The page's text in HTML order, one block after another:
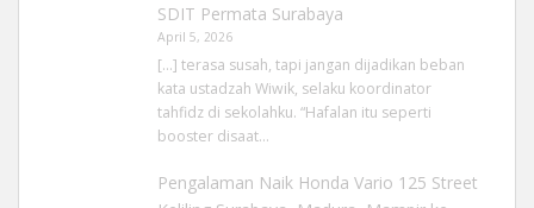
SDIT Permata Surabaya
April 5, 2026
[…] terasa susah, tapi jangan dijadikan beban
kata ustadzah Wiwik, selaku koordinator
tahfidz di sekolahku. “Hafalan itu seperti
booster disaat…
Pengalaman Naik Honda Vario 125 Street